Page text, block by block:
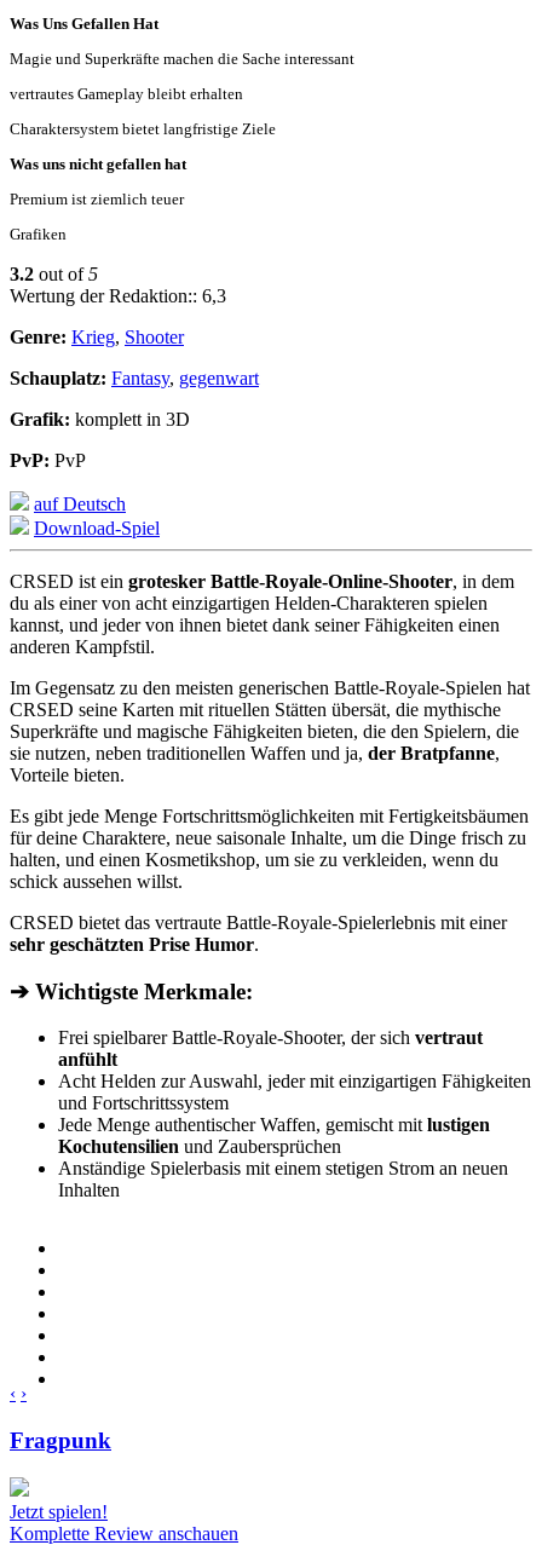
Was Uns Gefallen Hat
Magie und Superkräfte machen die Sache interessant
vertrautes Gameplay bleibt erhalten
Charaktersystem bietet langfristige Ziele
Was uns nicht gefallen hat
Premium ist ziemlich teuer
Grafiken
3.2 out of5
Wertung der Redaktion:: 6,3
Genre: Krieg, Shooter
Schauplatz: Fantasy, gegenwart
Grafik: komplett in 3D
PvP: PvP
auf Deutsch
Download-Spiel
CRSED ist ein grotesker Battle-Royale-Online-Shooter, in dem
du als einer von acht einzigartigen Helden-Charakteren spielen
kannst, und jeder von ihnen bietet dank seiner Fähigkeiten einen
anderen Kampfstil.
Im Gegensatz zu den meisten generischen Battle-Royale-Spielen hat
CRSED seine Karten mit rituellen Stätten übersät, die mythische
Superkräfte und magische Fähigkeiten bieten, die den Spielern, die
sie nutzen, neben traditionellen Waffen und ja, der Bratpfanne,
Vorteile bieten.
Es gibt jede Menge Fortschrittsmöglichkeiten mit Fertigkeitsbäumen
für deine Charaktere, neue saisonale Inhalte, um die Dinge frisch zu
halten, und einen Kosmetikshop, um sie zu verkleiden, wenn du
schick aussehen willst.
CRSED bietet das vertraute Battle-Royale-Spielerlebnis mit einer
sehr geschätzten Prise Humor.
➔ Wichtigste Merkmale:
Frei spielbarer Battle-Royale-Shooter, der sich vertraut
anfühlt
Acht Helden zur Auswahl, jeder mit einzigartigen Fähigkeiten
und Fortschrittssystem
Jede Menge authentischer Waffen, gemischt mit lustigen
Kochutensilien und Zaubersprüchen
Anständige Spielerbasis mit einem stetigen Strom an neuen
Inhalten
‹ ›
Fragpunk
Jetzt spielen!
Komplette Review anschauen